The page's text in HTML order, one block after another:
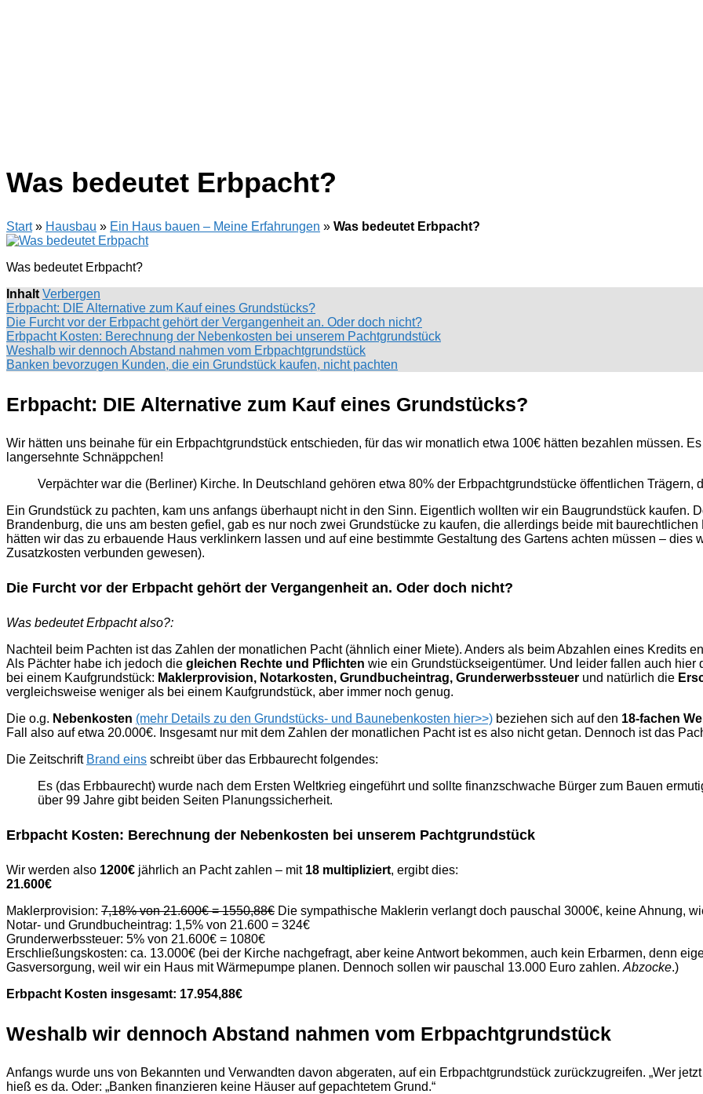
Was bedeutet Erbpacht?
Start» Hausbau » Ein Haus bauen – Meine Erfahrungen » Was bedeutet Erbpacht?
Was bedeutet Erbpacht?
Inhalt Verbergen
Erbpacht: DIE Alternative zum Kauf eines Grundstücks?
Die Furcht vor der Erbpacht gehört der Vergangenheit an. Oder doch nicht?
Erbpacht Kosten: Berechnung der Nebenkosten bei unserem Pachtgrundstück
Weshalb wir dennoch Abstand nahmen vom Erbpachtgrundstück
Banken bevorzugen Kunden, die ein Grundstück kaufen, nicht pachten
Erbpacht: DIE Alternative zum Kauf eines Grundstücks?
Wir hätten uns beinahe für ein Erbpachtgrundstück entschieden, für das wir monatlich etwa 100€ hätten bezahlen müssen.
langersehnte Schnäppchen!
Verpächter war die (Berliner) Kirche. In Deutschland gehören etwa 80% der Erbpachtgrundstücke öffentlichen Trägern,
Ein Grundstück zu pachten, kam uns anfangs überhaupt nicht in den Sinn. Eigentlich wollten wir ein Baugrundstück kaufen.
Brandenburg, die uns am besten gefiel, gab es nur noch zwei Grundstücke zu kaufen, die allerdings beide mit
hätten wir das zu erbauende Haus verklinkern lassen und auf eine bestimmte Gestaltung des Gartens achten müssen – dies
Zusatzkosten verbunden gewesen).
Die Furcht vor der Erbpacht gehört der Vergangenheit an. Oder doch nicht?
Was bedeutet Erbpacht also?:
Nachteil beim Pachten ist das Zahlen der monatlichen Pacht (ähnlich einer Miete). Anders als beim Abzahlen eines Kredits
Als Pächter habe ich jedoch die gleichen Rechte und Pflichten wie ein Grundstückseigentümer. Und leider fallen auch
bei einem Kaufgrundstück: Maklerprovision, Notarkosten, Grundbucheintrag, Grunderwerbssteuer und natürlich die
vergleichsweise weniger als bei einem Kaufgrundstück, aber immer noch genug.
Die o.g. Nebenkosten (mehr Details zu den Grundstücks- und Baunebenkosten hier>>) beziehen sich auf den 18-fachen
Fall also auf etwa 20.000€. Insgesamt nur mit dem Zahlen der monatlichen Pacht ist es also nicht getan. Dennoch ist das
Die Zeitschrift Brand eins schreibt über das Erbbaurecht folgendes:
Es (das Erbbaurecht) wurde nach dem Ersten Weltkrieg eingeführt und sollte finanzschwache Bürger zum Bauen
über 99 Jahre gibt beiden Seiten Planungssicherheit.
Erbpacht Kosten: Berechnung der Nebenkosten bei unserem Pachtgrundstück
Wir werden also 1200€ jährlich an Pacht zahlen – mit 18 multipliziert, ergibt dies:
21.600€
Maklerprovision: 7,18% von 21.600€ = 1550,88€ Die sympathische Maklerin verlangt doch pauschal 3000€, keine Ahnung,
Notar- und Grundbucheintrag: 1,5% von 21.600 = 324€
Grunderwerbssteuer: 5% von 21.600€ = 1080€
Erschließungskosten: ca. 13.000€ (bei der Kirche nachgefragt, aber keine Antwort bekommen, auch kein Erbarmen, denn
Gasversorgung, weil wir ein Haus mit Wärmepumpe planen. Dennoch sollen wir pauschal 13.000 Euro zahlen. Abzocke.)
Erbpacht Kosten insgesamt: 17.954,88€
Weshalb wir dennoch Abstand nahmen vom Erbpachtgrundstück
Anfangs wurde uns von Bekannten und Verwandten davon abgeraten, auf ein Erbpachtgrundstück zurückzugreifen. „Wer
hieß es da. Oder: „Banken finanzieren keine Häuser auf gepachtetem Grund.“